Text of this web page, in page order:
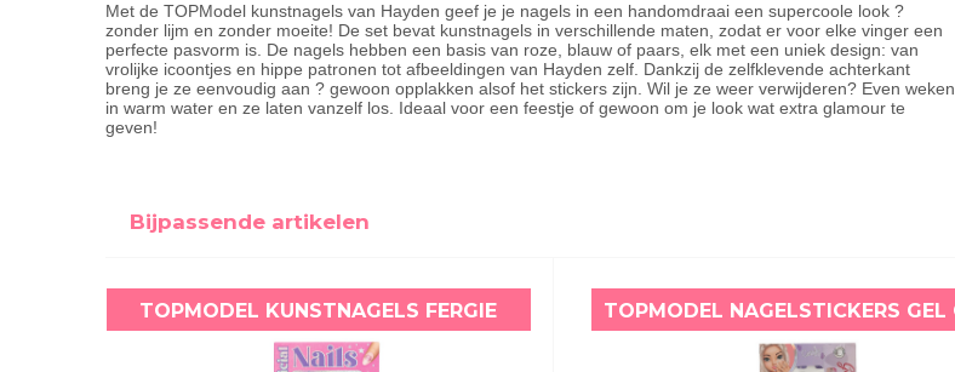
Met de TOPModel kunstnagels van Hayden geef je je nagels in een handomdraai een supercoole look ?
zonder lijm en zonder moeite! De set bevat kunstnagels in verschillende maten, zodat er voor elke vinger een
perfecte pasvorm is. De nagels hebben een basis van roze, blauw of paars, elk met een uniek design: van
vrolijke icoontjes en hippe patronen tot afbeeldingen van Hayden zelf. Dankzij de zelfklevende achterkant
breng je ze eenvoudig aan ? gewoon opplakken alsof het stickers zijn. Wil je ze weer verwijderen? Even weken
in warm water en ze laten vanzelf los. Ideaal voor een feestje of gewoon om je look wat extra glamour te
geven!
Bijpassende artikelen
TOPMODEL KUNSTNAGELS FERGIE